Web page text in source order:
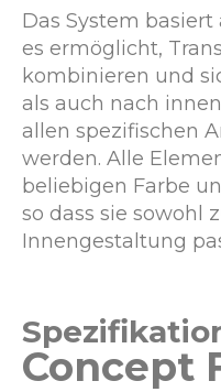
Das System
es ermöglicht,
kombinieren und
als auch nach
allen spezifischen
werden. Alle
beliebigen Farbe
so dass sie sowohl
Innengestaltung
Concept